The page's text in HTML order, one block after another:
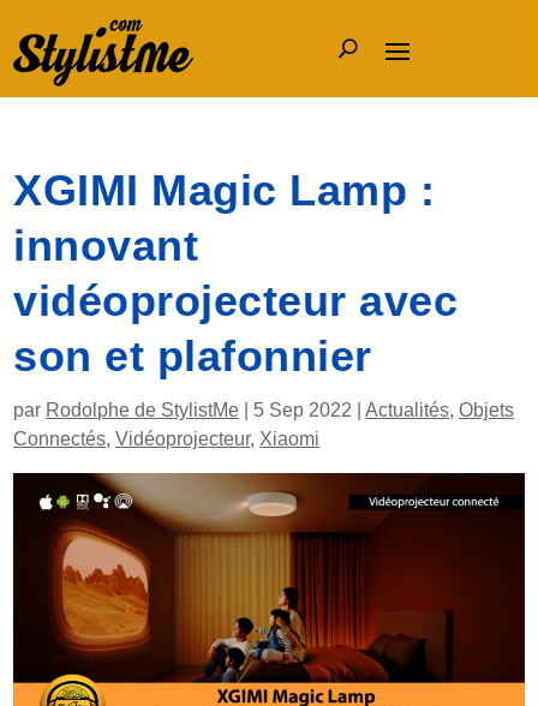
XGIMI Magic Lamp :
innovant
vidéoprojecteur avec
son et plafonnier
par Rodolphe de StylistMe 5 Sep 2022 |Actualités,Objets
Connectés,Vidéoprojecteur, Xiaomi